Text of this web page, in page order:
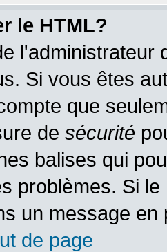
le HTML?
l'administrateur
Si vous êtes
que
de sécurité
balises qui
problèmes. Si
un message
de page